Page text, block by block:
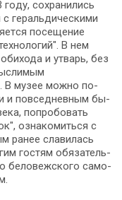
со­хра­ни­лись
геральдическими
посещение
В нем
и утварь, без
В музее мож­но по­
и повседневным бы­
по­про­бо­вать
озна­ко­мить­ся с
ранее славилась
го­стям обя­за­тель­
беловежского са­мо­